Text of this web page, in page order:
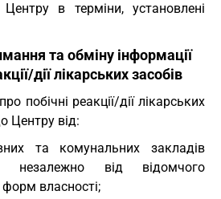
в терміни, установлені
та обміну інформації
дії лікарських засобів
побічні реакції/дії лікарських
Центру від:
та комунальних закладів
незалежно від відомчого
власності;